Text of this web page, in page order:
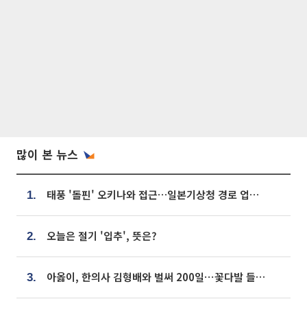
많이 본 뉴스
1. 태풍 '돌핀' 오키나와 접근…일본기상청 경로 업데이트
2. 오늘은 절기 '입추', 뜻은?
3. 아옳이, 한의사 김형배와 벌써 200일⋯꽃다발 들고 "프러포즈 아냐"